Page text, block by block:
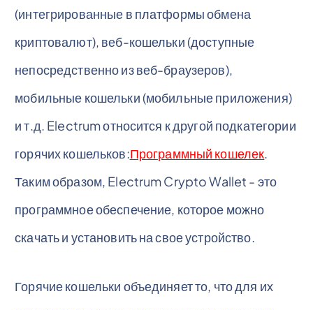
(интегрированные в платформы обмена
криптовалют), веб-кошельки (доступные
непосредственно из веб-браузеров),
мобильные кошельки (мобильные приложения)
и т.д. Electrum относится к другой подкатегории
горячих кошельков:Программный кошелек.
Таким образом, Electrum Crypto Wallet - это
программное обеспечение, которое можно
скачать и установить на свое устройство.
Горячие кошельки объединяет то, что для их